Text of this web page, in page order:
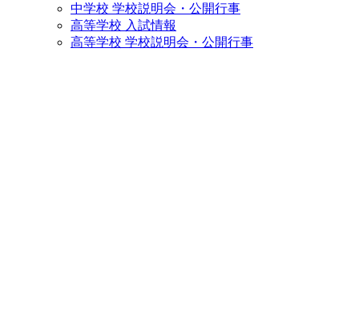
中学校 学校説明会・公開行事
高等学校 入試情報
高等学校 学校説明会・公開行事